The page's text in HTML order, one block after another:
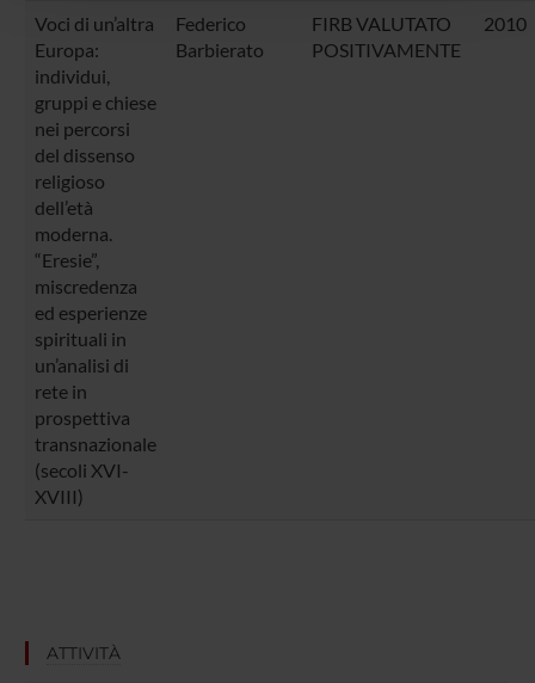
con altre informazioni che hai fornito loro o che hanno
raccolto dal tuo utilizzo dei loro servizi.
Voci di un’altra
Europa:
individui,
gruppi e chiese
nei percorsi
del dissenso
religioso
dell’età
moderna.
“Eresie”,
miscredenza
ed esperienze
spirituali in
un’analisi di
rete in
prospettiva
transnazionale
(secoli XVI-
XVIII)
Federico
Barbierato
FIRB VALUTATO
POSITIVAMENTE
2010
ATTIVITÀ